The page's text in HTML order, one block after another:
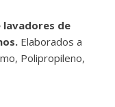
lavadores de
Elaborados a
Polipropileno,